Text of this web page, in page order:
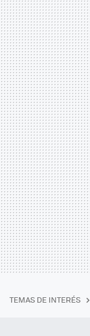
TEMAS DE INTERÉS